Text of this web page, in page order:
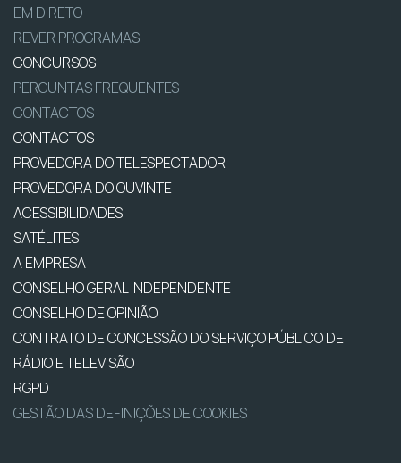
EM DIRETO
REVER PROGRAMAS
CONCURSOS
PERGUNTAS FREQUENTES
CONTACTOS
CONTACTOS
PROVEDORA DO TELESPECTADOR
PROVEDORA DO OUVINTE
ACESSIBILIDADES
SATÉLITES
A EMPRESA
CONSELHO GERAL INDEPENDENTE
CONSELHO DE OPINIÃO
CONTRATO DE CONCESSÃO DO SERVIÇO PÚBLICO DE
RÁDIO E TELEVISÃO
RGPD
GESTÃO DAS DEFINIÇÕES DE COOKIES